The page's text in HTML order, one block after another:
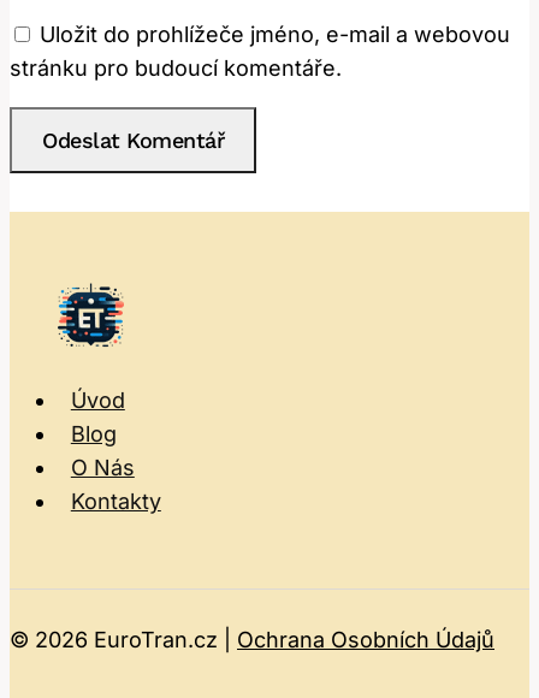
Uložit do prohlížeče jméno, e-mail a webovou
stránku pro budoucí komentáře.
Úvod
Blog
O Nás
Kontakty
© 2026 EuroTran.cz | Ochrana Osobních Údajů